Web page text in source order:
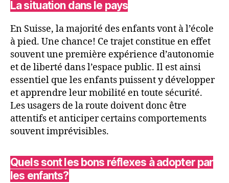
La situation dans le pays
En Suisse, la majorité des enfants vont à l’école
à pied. Une chance! Ce trajet constitue en effet
souvent une première expérience d’autonomie
et de liberté dans l’espace public. Il est ainsi
essentiel que les enfants puissent y développer
et apprendre leur mobilité en toute sécurité.
Les usagers de la route doivent donc être
attentifs et anticiper certains comportements
souvent imprévisibles.
Quels sont les bons réflexes à adopter par
les enfants?